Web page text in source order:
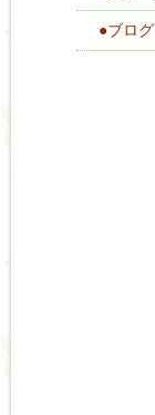
●ブログ